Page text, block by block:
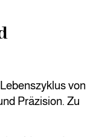
von
Präzision. Zu